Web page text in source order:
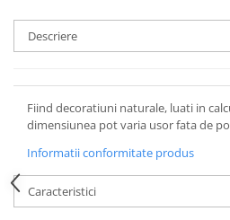
Descriere
Fiind decoratiuni naturale, luati in
dimensiunea pot varia usor fata de
Informatii conformitate produs
Caracteristici